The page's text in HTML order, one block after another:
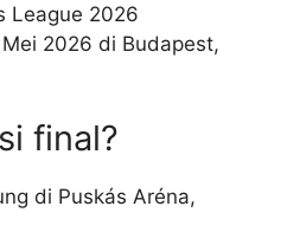
League 2026
2026 di Budapest,
final?
di Puskás Aréna,